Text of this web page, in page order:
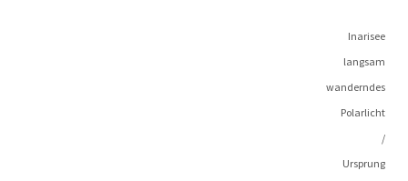
Ina­ri­see
langsam
wanderndes
Polarlicht
/
Ursprung